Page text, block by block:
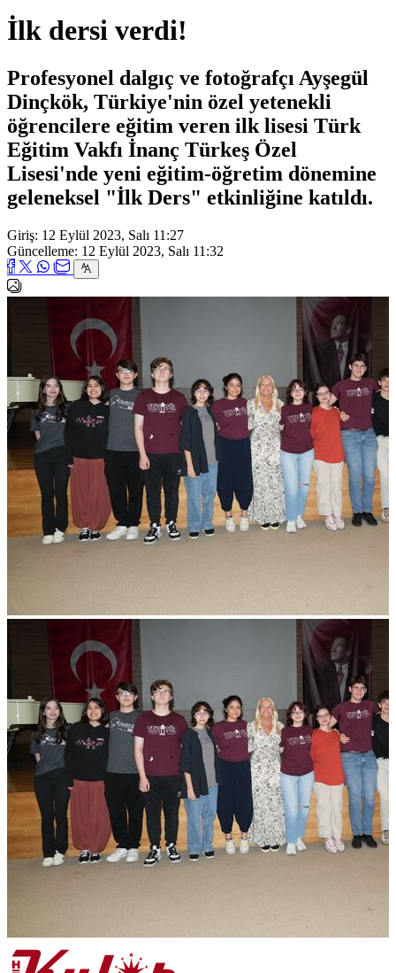
İlk dersi verdi!
Profesyonel dalgıç ve fotoğrafçı Ayşegül
Dinçkök, Türkiye'nin özel yetenekli
öğrencilere eğitim veren ilk lisesi Türk
Eğitim Vakfı İnanç Türkeş Özel
Lisesi'nde yeni eğitim-öğretim dönemine
geleneksel "İlk Ders" etkinliğine katıldı.
Giriş: 12 Eylül 2023, Salı 11:27
Güncelleme: 12 Eylül 2023, Salı 11:32